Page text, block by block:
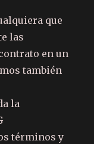
que
las
en un
también
la
términos y